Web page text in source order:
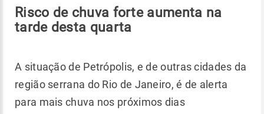
Risco de chuva forte aumenta na
tarde desta quarta
A situação de Petrópolis, e de outras cidades da
região serrana do Rio de Janeiro, é de alerta
para mais chuva nos próximos dias